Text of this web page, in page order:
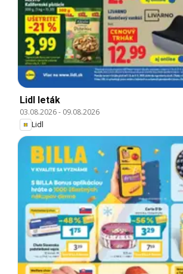
Lidl leták
03.08.2026- 09.08.2026
Lidl